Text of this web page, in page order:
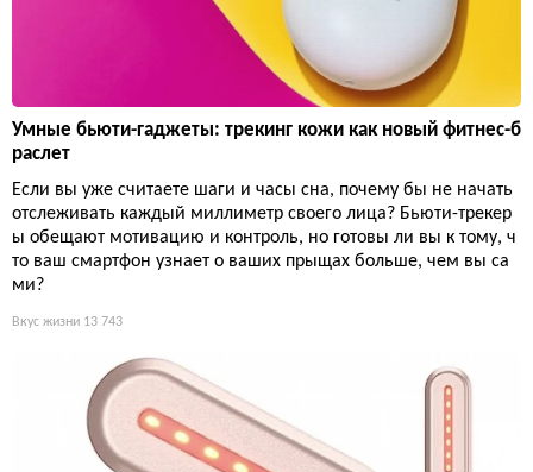
Умные бьюти-гаджеты: трекинг кожи как новый фитнес-б
раслет
Если вы уже считаете шаги и часы сна, почему бы не начать
отслеживать каждый миллиметр своего лица? Бьюти-трекер
ы обещают мотивацию и контроль, но готовы ли вы к тому, ч
то ваш смартфон узнает о ваших прыщах больше, чем вы са
ми?
Вкус жизни 13 743